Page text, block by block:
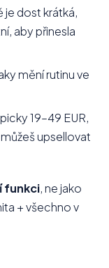
je dost krátká,
aby přinesla
mění rutinu ve
19–49 EUR,
upsellovat
funkci, ne jako
+ všechno v